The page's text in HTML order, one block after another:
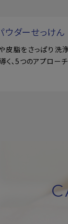
ウダーせっけん
皮脂をさっぱり洗
く、5つのアプローチ